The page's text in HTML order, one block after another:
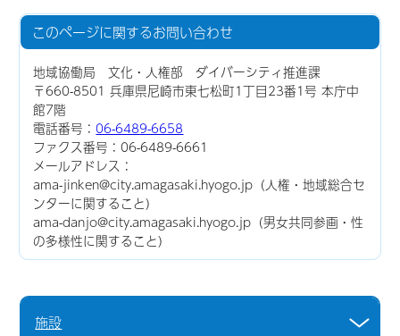
このページに関するお問い合わせ
地域協働局 文化・人権部 ダイバーシティ推進課
〒660-8501 兵庫県尼崎市東七松町1丁目23番1号 本庁中
館7階
電話番号：06-6489-6658
ファクス番号：06-6489-6661
メールアドレス：
ama-jinken@city.amagasaki.hyogo.jp（人権・地域総合セ
ンターに関すること）
ama-danjo@city.amagasaki.hyogo.jp（男女共同参画・性
の多様性に関すること）
施設